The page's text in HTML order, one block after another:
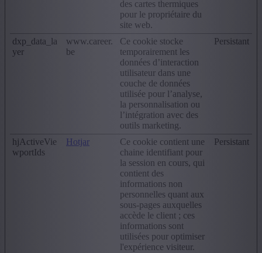
des cartes thermiques
pour le propriétaire du
site web.
dxp_data_la
yer
www.career.
be
Ce cookie stocke
temporairement les
données d’interaction
utilisateur dans une
couche de données
utilisée pour l’analyse,
la personnalisation ou
l’intégration avec des
outils marketing.
Persistant
hjActiveVie
wportIds
Hotjar
Ce cookie contient une
chaine identifiant pour
la session en cours, qui
contient des
informations non
personnelles quant aux
sous-pages auxquelles
accède le client ; ces
informations sont
utilisées pour optimiser
l'expérience visiteur.
Persistant